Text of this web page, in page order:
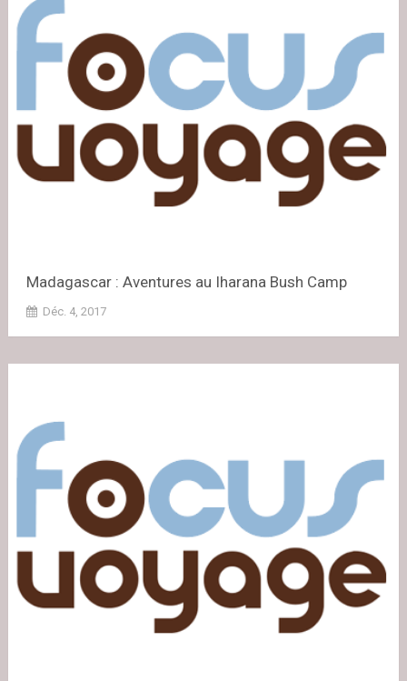
Madagascar : Aventures au Iharana Bush Camp
Déc. 4, 2017